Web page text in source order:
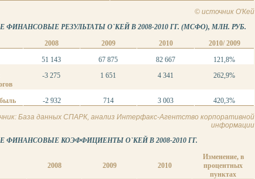
© источник О'Кей
РЕЗУЛЬТАТЫ О`КЕЙ В 2008-2010 ГГ. (МСФО), МЛН. РУБ.
2008
2009 2010
2010/ 2009
51 143 67 875 82 667
121,8%
-3 275 1 651 4 341 262,9%
-2 932 714 3 003
420,3%
База данных СПАРК, анализ Интерфакс-Агентство корпоративной
информации
КОЭФФИЦИЕНТЫ О`КЕЙ В 2008-2010 ГГ.
2008 2009 2010
Изменение, в
процентных
пунктах